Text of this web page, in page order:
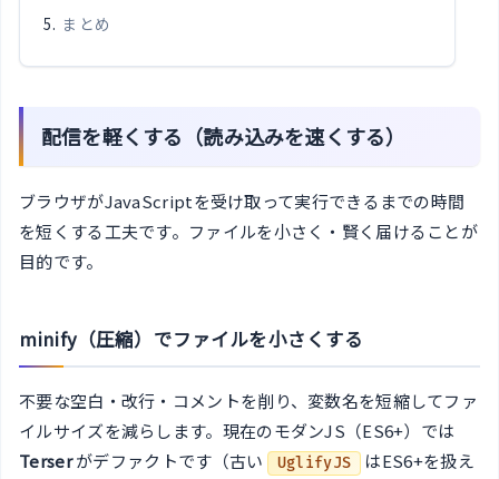
まとめ
配信を軽くする（読み込みを速くする）
ブラウザがJavaScriptを受け取って実行できるまでの時間
を短くする工夫です。ファイルを小さく・賢く届けることが
目的です。
minify（圧縮）でファイルを小さくする
不要な空白・改行・コメントを削り、変数名を短縮してファ
イルサイズを減らします。現在のモダンJS（ES6+）では
Terserがデファクトです（古い UglifyJS
はES6+を扱え